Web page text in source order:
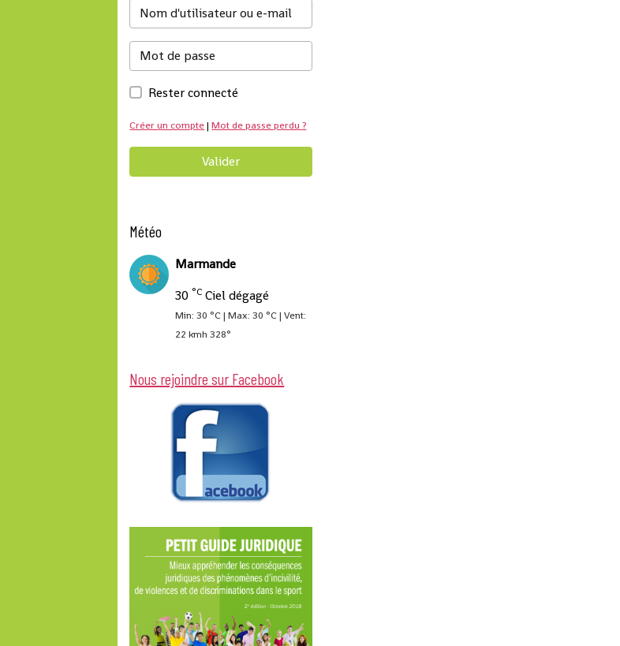
Rester connecté
Créer un compte|Mot de passe perdu ?
Valider
Météo
Marmande
30 °C Ciel dégagé
Min: 30 °C | Max: 30 °C | Vent:
22 kmh 328°
Nous rejoindre sur Facebook